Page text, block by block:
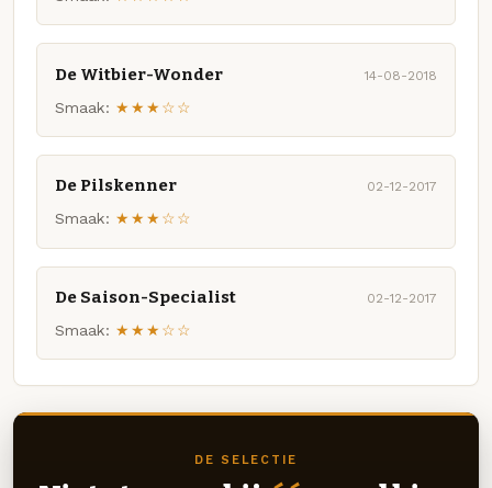
De Witbier-Wonder 14-08-2018
Smaak: ★★★☆☆
De Pilskenner 02-12-2017
Smaak: ★★★☆☆
De Saison-Specialist 02-12-2017
Smaak: ★★★☆☆
DE SELECTIE